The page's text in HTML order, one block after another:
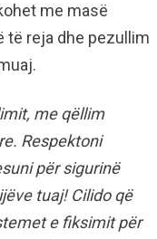
me masë
të reja dhe pezullim
me qëllim
Respektoni
për sigurinë
tuaj! Cilido që
e fiksimit për